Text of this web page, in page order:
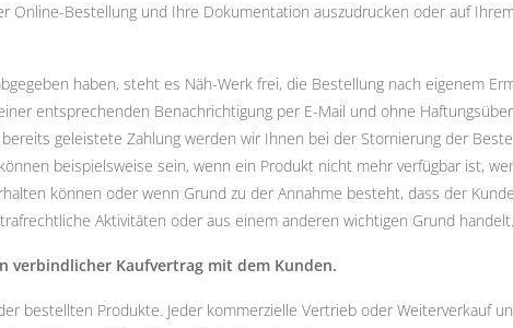
Online-Bestellung und Ihre Dokumentation auszudrucken oder auf
haben, steht es Näh-Werk frei, die Bestellung nach eigenem
entsprechenden Benachrichtigung per E-Mail und ohne
geleistete Zahlung werden wir Ihnen bei der Stornierung der
beispielsweise sein, wenn ein Produkt nicht mehr verfügbar ist,
können oder wenn Grund zu der Annahme besteht, dass der
Aktivitäten oder aus einem anderen wichtigen Grund handelt.
verbindlicher Kaufvertrag mit dem Kunden.
bestellten Produkte. Jeder kommerzielle Vertrieb oder Weiterverkauf